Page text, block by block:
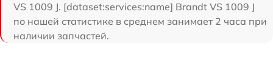
VS 1009 J. [dataset:services:name] Brandt VS 1009 J
по нашей статистике в среднем занимает 2 часа при
наличии запчастей.